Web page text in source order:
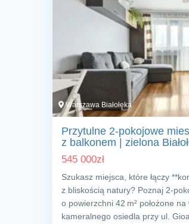
Warszawa Białołęka
Przytulne 2‑pokojowe
z balkonem | zielona
545 000zł
Szukasz miejsca, które łączy
z bliskością natury? Poznaj
o powierzchni 42 m² położone
kameralnego osiedla przy ul.